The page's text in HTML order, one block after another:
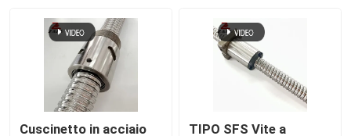
Cuscinetto in acciaio
TIPO SFS Vite a